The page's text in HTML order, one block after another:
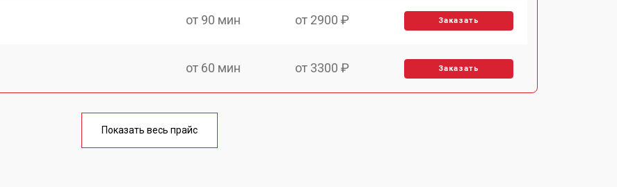
от 90 мин от 2900 ₽ Заказать
от 60 мин от 3300 ₽ Заказать
от 90 мин
Показать весь прайс